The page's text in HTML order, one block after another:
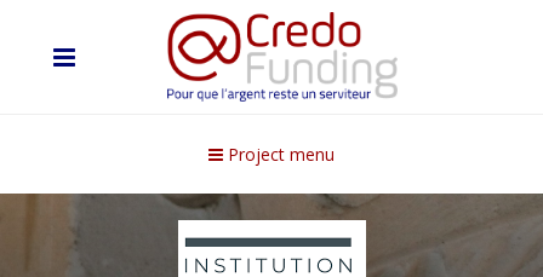
Project menu